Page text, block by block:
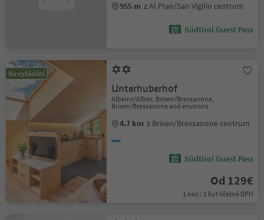
955 m z Al Plan/San Vigilio centrum
Südtirol Guest Pass
Na vyžádání
Unterhuberhof
Albeins/Albes, Brixen/Bressanone,
Brixen/Bressanone and environs
4.7 km z Brixen/Bressanone centrum
Südtirol Guest Pass
Od 129€
1 noc / 1 byt Včetně DPH